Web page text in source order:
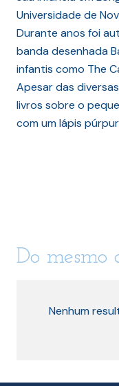
Universidade de
Durante anos foi
banda desenhada
infantis como The
Apesar das
livros sobre o
com um lápis
Do mesmo
Nenhum